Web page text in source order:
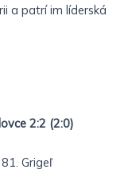
a patrí im líderská
2:2 (2:0)
Grigeľ